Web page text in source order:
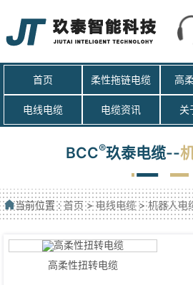
首页 柔性拖链电缆 高
电线电缆 电缆资讯 关
BCC®玖泰电缆--
当前位置 :首页>电线电缆>机器人电
高柔性扭转电缆